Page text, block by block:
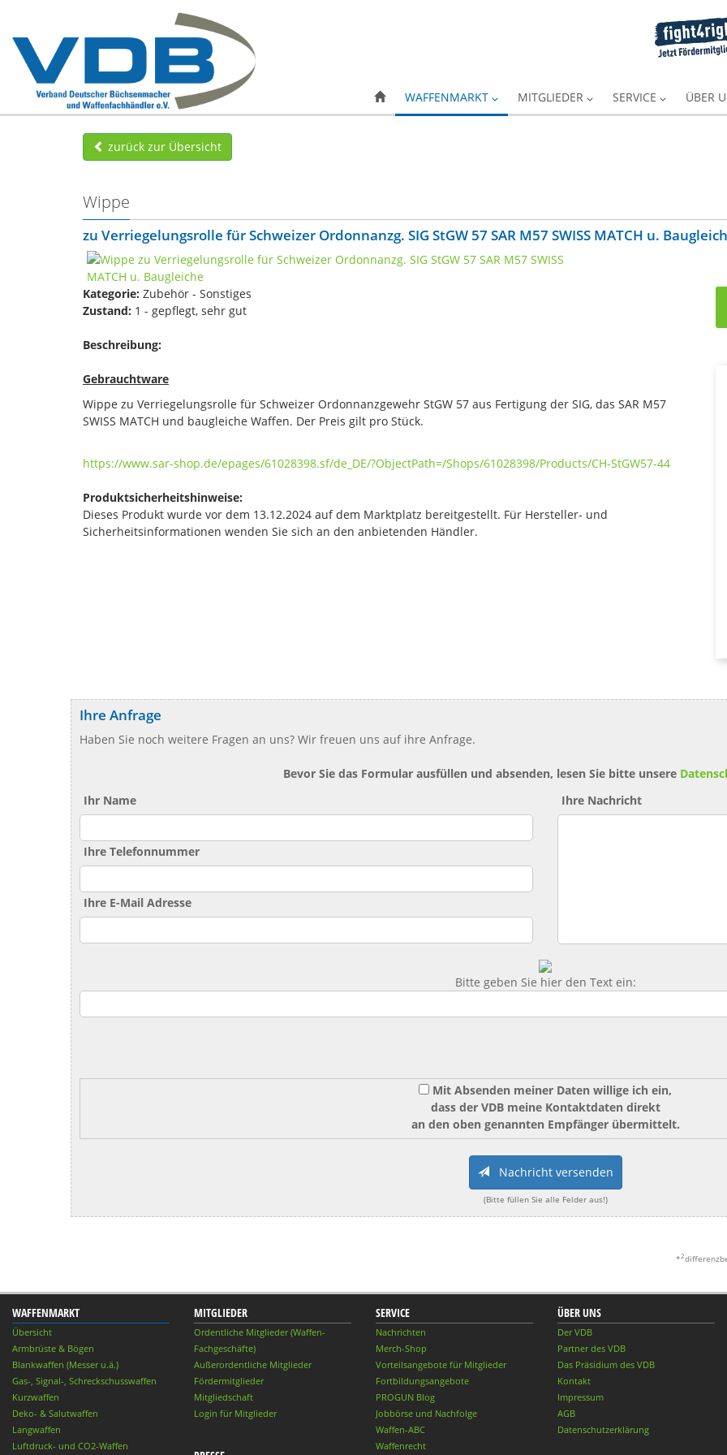
WAFFENMARKT MITGLIEDER SERVICE ÜBER
zurück zur Übersicht
Wippe
zu Verriegelungsrolle für Schweizer Ordonnanzg. SIG StGW 57 SAR M57 SWISS MATCH u.
Kategorie: Zubehör - Sonstiges
Zustand: 1 - gepflegt, sehr gut
Beschreibung:
Gebrauchtware
Wippe zu Verriegelungsrolle für Schweizer Ordonnanzgewehr StGW 57 aus Fertigung der SIG, das SAR M57
SWISS MATCH und baugleiche Waffen. Der Preis gilt pro Stück.
https://www.sar-shop.de/epages/61028398.sf/de_DE/?ObjectPath=/Shops/61028398/Products/CH-StGW57-44
Produktsicherheitshinweise:
Dieses Produkt wurde vor dem 13.12.2024 auf dem Marktplatz bereitgestellt. Für Hersteller- und
Sicherheitsinformationen wenden Sie sich an den anbietenden Händler.
Ihre Anfrage
Haben Sie noch weitere Fragen an uns? Wir freuen uns auf ihre Anfrage.
Bevor Sie das Formular ausfüllen und absenden, lesen Sie bitte unsere
Ihr Name
Ihre Telefonnummer
Ihre E-Mail Adresse
Ihre Nachricht
Bitte geben Sie hier den Text ein:
Mit Absenden meiner Daten willige ich ein,
dass der VDB meine Kontaktdaten direkt
an den oben genannten Empfänger übermittelt.
Nachricht versenden
(Bitte füllen Sie alle Felder aus!)
*2
WAFFENMARKT
Übersicht
Armbrüste & Bögen
Blankwaffen (Messer u.ä.)
Gas-, Signal-, Schreckschusswaffen
Kurzwaffen
Deko- & Salutwaffen
Langwaffen
Luftdruck- und CO2-Waffen
MITGLIEDER
Ordentliche Mitglieder (Waffen-
Fachgeschäfte)
Außerordentliche Mitglieder
Fördermitglieder
Mitgliedschaft
Login für Mitglieder
SERVICE
Nachrichten
Merch-Shop
Vorteilsangebote für Mitglieder
Fortbildungsangebote
PROGUN Blog
Jobbörse und Nachfolge
Waffen-ABC
Waffenrecht
ÜBER UNS
Der VDB
Partner des VDB
Das Präsidium des VDB
Kontakt
Impressum
AGB
Datenschutzerklärung